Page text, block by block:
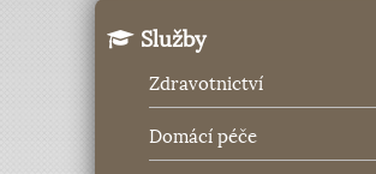
Služby
Zdravotnictví
Domácí péče